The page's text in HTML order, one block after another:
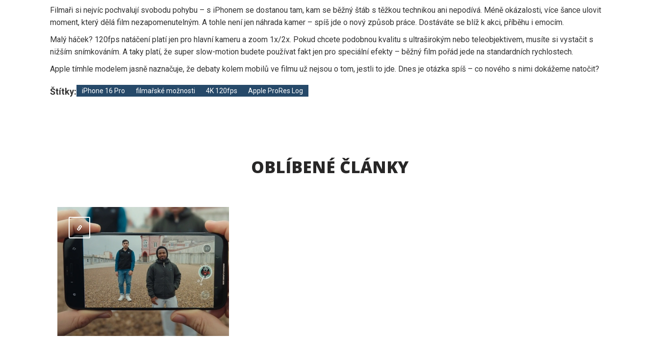
Filmaři si nejvíc pochvalují svobodu pohybu – s iPhonem se dostanou tam, kam se běžný štáb s těžkou technikou ani nepodívá. Méně okázalosti, více šance ulovit
moment, který dělá film nezapomenutelným. A tohle není jen náhrada kamer – spíš jde o nový způsob práce. Dostáváte se blíž k akci, příběhu i emocím.
Malý háček? 120fps natáčení platí jen pro hlavní kameru a zoom 1x/2x. Pokud chcete podobnou kvalitu s ultraširokým nebo teleobjektivem, musíte si vystačit s
nižším snímkováním. A taky platí, že super slow-motion budete používat fakt jen pro speciální efekty – běžný film pořád jede na standardních rychlostech.
Apple tímhle modelem jasně naznačuje, že debaty kolem mobilů ve filmu už nejsou o tom, jestli to jde. Dnes je otázka spíš – co nového s nimi dokážeme natočit?
Štítky: iPhone 16 Pro filmařské možnosti 4K 120fps Apple ProRes Log
OBLÍBENÉ ČLÁNKY